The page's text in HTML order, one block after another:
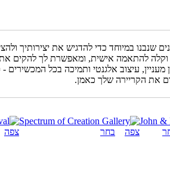
שנבנו במיוחד כדי להדגיש את יצירותיך
וקלה להתאמה אישית, ומאפשרת לך להקים
עיצוב אלגנטי ותמיכה בכל המכשירים
את הקריירה שלך כאמן.
צפה בחר צפה